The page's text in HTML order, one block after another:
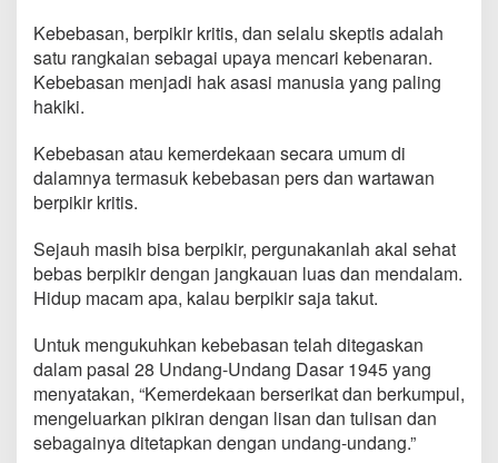
Kebebasan, berpikir kritis, dan selalu skeptis adalah
satu rangkaian sebagai upaya mencari kebenaran.
Kebebasan menjadi hak asasi manusia yang paling
hakiki.
Kebebasan atau kemerdekaan secara umum di
dalamnya termasuk kebebasan pers dan wartawan
berpikir kritis.
Sejauh masih bisa berpikir, pergunakanlah akal sehat
bebas berpikir dengan jangkauan luas dan mendalam.
Hidup macam apa, kalau berpikir saja takut.
Untuk mengukuhkan kebebasan telah ditegaskan
dalam pasal 28 Undang-Undang Dasar 1945 yang
menyatakan, “Kemerdekaan berserikat dan berkumpul,
mengeluarkan pikiran dengan lisan dan tulisan dan
sebagainya ditetapkan dengan undang-undang.”